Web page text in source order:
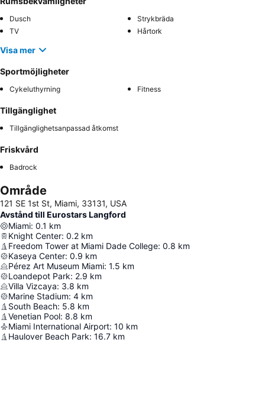
Dusch
Strykbräda
TV
Hårtork
Visa mer
Sportmöjligheter
Cykeluthyrning Fitness
Tillgänglighet
Tillgänglighetsanpassad åtkomst
Friskvård
Badrock
Område
121 SE 1st St, Miami, 33131, USA
Avstånd till Eurostars Langford
Miami: 0.1 km
Knight Center: 0.2 km
Freedom Tower at Miami Dade College: 0.8 km
Kaseya Center: 0.9 km
Pérez Art Museum Miami: 1.5 km
Loandepot Park: 2.9 km
Villa Vizcaya: 3.8 km
Marine Stadium: 4 km
South Beach: 5.8 km
Venetian Pool: 8.8 km
Miami International Airport: 10 km
Haulover Beach Park: 16.7 km